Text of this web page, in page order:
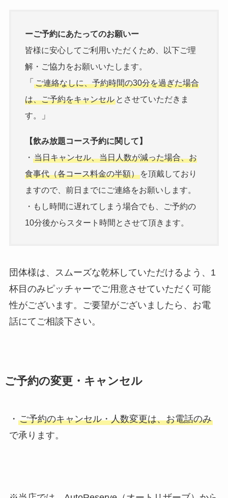
ーご予約にあたってのお願いー
皆様に安心してご利用いただくため、以下ご理
解・ご協力をお願いいたします。
「 ご連絡なしに、予約時間の30分を過ぎた場合
は、ご予約をキャンセルとさせていただきま
す。
」
【飲み放題コース予約に関して】
・ 当日キャンセル、当日人数が減った場合、お
食事代（各コース料金の半額）を頂戴しており
ますので、前日までにご連絡をお願いします。
・もし時間に遅れてしまう場合でも、ご予約の
10分後からスタート時間とさせて頂きます。
団体様は、スムーズな乾杯していただけるよう、1
杯目のみピッチャーでご用意させていただく可能
性がございます。ご要望がございましたら、お電
話にてご相談下さい。
ご予約の変更・キャンセル
・ ご予約のキャンセル・人数変更は、お電話のみ
で承ります。